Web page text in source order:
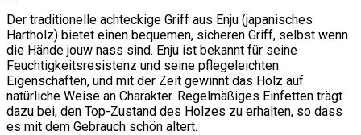
Der traditionelle achteckige Griff aus Enju (japanisches
Hartholz) bietet einen bequemen, sicheren Griff, selbst wenn
die Hände jouw nass sind. Enju ist bekannt für seine
Feuchtigkeitsresistenz und seine pflegeleichten
Eigenschaften, und mit der Zeit gewinnt das Holz auf
natürliche Weise an Charakter. Regelmäßiges Einfetten trägt
dazu bei, den Top-Zustand des Holzes zu erhalten, so dass
es mit dem Gebrauch schön altert.